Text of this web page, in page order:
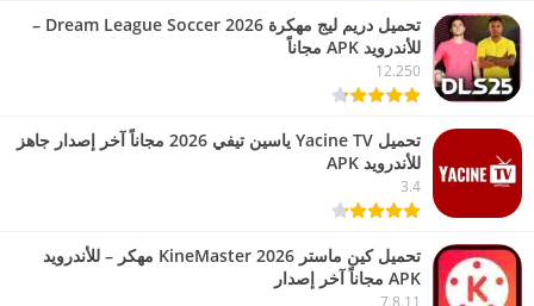
تحميل دريم ليج مهكرة 2026 Dream League Soccer –
للأندرويد APK مجاناً
12.250
تحميل Yacine TV ياسين تيفي 2026 مجاناً آخر إصدار جاهز
للأندرويد APK
3.4
تحميل كين ماستر 2026 KineMaster مهكر – للأندرويد
APK مجاناً آخر إصدار
7.8.11